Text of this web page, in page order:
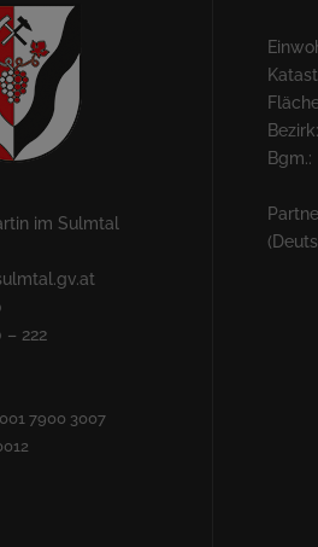
im Sulmtal
– 222
7900 3007